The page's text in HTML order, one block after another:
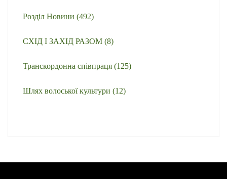
Розділ Новини (492)
СХІД І ЗАХІД РАЗОМ (8)
Транскордонна співпраця (125)
Шлях волоської культури (12)